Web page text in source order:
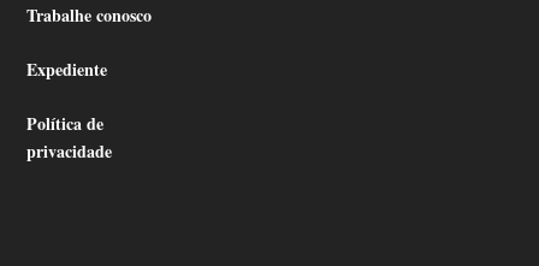
Trabalhe conosco
Expediente
Política de
privacidade